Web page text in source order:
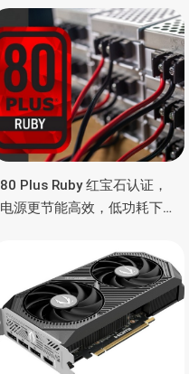
80 Plus Ruby 红宝石认证，
电源更节能高效，低功耗下